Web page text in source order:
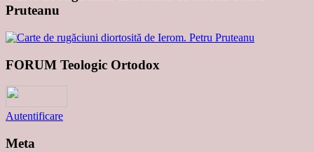
Pruteanu
FORUM Teologic Ortodox
Autentificare
Meta